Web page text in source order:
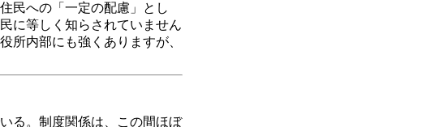
民への「一定の配慮」とし
に等しく知らされていません
所内部にも強くありますが、
る。制度関係は、この間ほぼ